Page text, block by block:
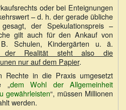
oder bei Enteignungen
– d. h. der gerade übliche
der Spekulationspreis –
gilt auch für den Ankauf von
Schulen, Kindergärten u. ä.
Realität steht also die
nur auf dem Papier.
Rechte in die Praxis umgesetzt
„dem Wohl der Allgemeinheit
gewährleisten“, müssen Millionen
werden.